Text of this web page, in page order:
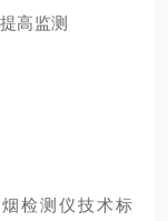
高监测
检测仪技术标